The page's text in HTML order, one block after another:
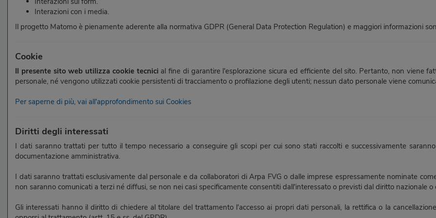
Interazioni con i media.
Il progetto Matomo è pienamente aderente alla normativa GDPR (General Data Protection Regulation) e maggiori informazioni
Cookie
Il presente sito web utilizza cookie tecnici al fine di garantire l'esplorazione sicura ed efficiente del sito. Pertanto, non viene
personale, né vengono utilizzati cookie persistenti di tracciamento o profilazione degli utenti; nessun dato personale viene
Per saperne di più, vai all'approfondimento sui Cookies
Diritti degli interessati
I dati saranno trattati per tutto il tempo necessario a conseguire gli scopi per cui sono stati raccolti e successivamente
documentazione amministrativa.
I dati saranno trattati esclusivamente dal personale e da collaboratori di Arpa FVG o dalle imprese espressamente nominate
non saranno comunicati a terzi né diffusi, se non nei casi specificamente consentiti dall'interessato o previsti dal diritto nazionale o
Gli interessati hanno il diritto di chiedere al titolare del trattamento l'accesso ai propri dati personali, la rettifica o la